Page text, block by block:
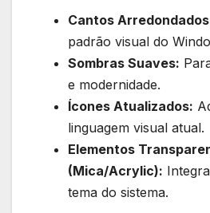
Cantos
padrão visual do
Sombras Suaves:
e modernidade.
Ícones Atualizados:
linguagem visual atual.
Elementos
(Mica/Acrylic):
tema do sistema.